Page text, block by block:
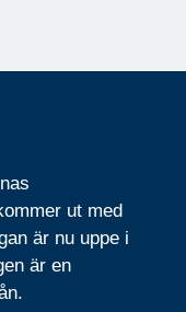
ut med
är nu uppe i
är en